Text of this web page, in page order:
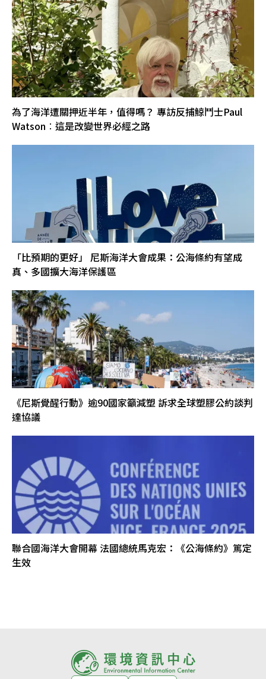
為了海洋遭關押近半年，值得嗎？ 專訪反捕鯨鬥士Paul
Watson︰這是改變世界必經之路
「比預期的更好」 尼斯海洋大會成果：公海條約有望成
真、多國擴大海洋保護區
《尼斯覺醒行動》逾90國家籲減塑 訴求全球塑膠公約談判
達協議
聯合國海洋大會開幕 法國總統馬克宏：《公海條約》篤定
生效